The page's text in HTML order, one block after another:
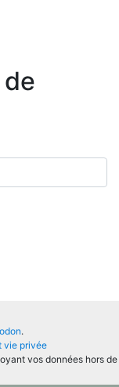
.
vie privée
vos données hors de